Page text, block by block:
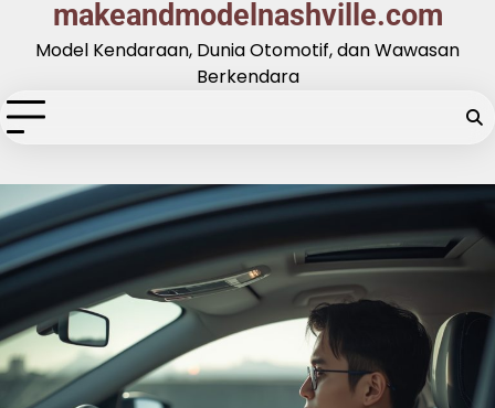
makeandmodelnashville.com
Model Kendaraan, Dunia Otomotif, dan Wawasan
Berkendara